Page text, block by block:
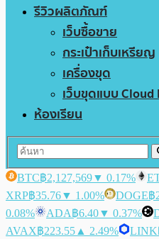
รีวิวผลิตภัณฑ์
เว็บซื้อขาย
กระเป๋าเก็บเหรียญ
เครื่องขุด
เว็บขุดแบบ
ห้องเรียน
BTC฿2,127,569▼ 0.17%
XRP฿35.76▼ 1.00% DOGE฿
0.08%
ADA฿6.40▼ 0.37%
AVAX฿223.55 ▲ 2.49% LINK